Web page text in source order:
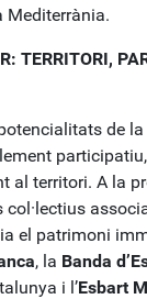
Mediterrània.
TERRITORI,
de
al territori. A la
col·lectius
el patrimoni
, la Banda
i l’Esbart